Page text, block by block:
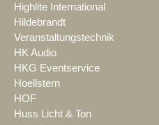
Highlite International
Hildebrandt
Veranstaltungstechnik
HK Audio
HKG Eventservice
Hoellstern
HOF
Huss Licht & Ton